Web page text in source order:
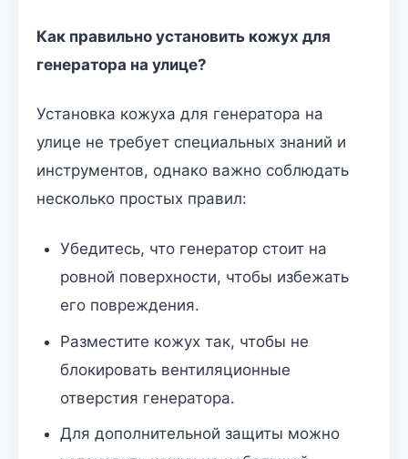
Как правильно установить кожух для
генератора на улице?
Установка кожуха для генератора на
улице не требует специальных знаний и
инструментов, однако важно соблюдать
несколько простых правил:
Убедитесь, что генератор стоит на
ровной поверхности, чтобы избежать
его повреждения.
Разместите кожух так, чтобы не
блокировать вентиляционные
отверстия генератора.
Для дополнительной защиты можно